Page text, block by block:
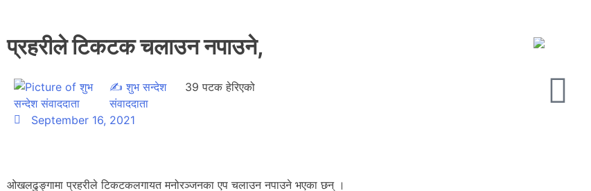
प्रहरीले टिकटक चलाउन नपाउने,
✍ शुभ सन्देश
संवाददाता
September 16, 2021
39 पटक हेरिएको
ओखलढुङ्गामा प्रहरीले टिकटकलगायत मनोरञ्जनका एप चलाउन नपाउने भएका छन् ।